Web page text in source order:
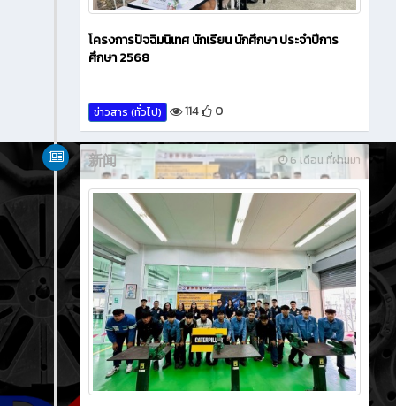
โครงการปัจฉิมนิเทศ นักเรียน นักศึกษา ประจำปีการ
ศึกษา 2568
ข่าวสาร (ทั่วไป) 114 0
6 เดือน ที่ผ่านมา
新闻